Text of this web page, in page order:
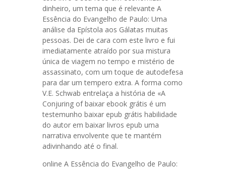
dinheiro, um tema que é relevante A
Essência do Evangelho de Paulo: Uma
análise da Epístola aos Gálatas muitas
pessoas. Dei de cara com este livro e fui
imediatamente atraído por sua mistura
única de viagem no tempo e mistério de
assassinato, com um toque de autodefesa
para dar um tempero extra. A forma como
V.E. Schwab entrelaça a história de «A
Conjuring of baixar ebook grátis é um
testemunho baixar epub grátis habilidade
do autor em baixar livros epub uma
narrativa envolvente que te mantém
adivinhando até o final.
online A Essência do Evangelho de Paulo: